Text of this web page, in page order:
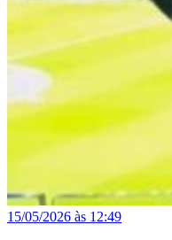
15/05/2026 às 12:49